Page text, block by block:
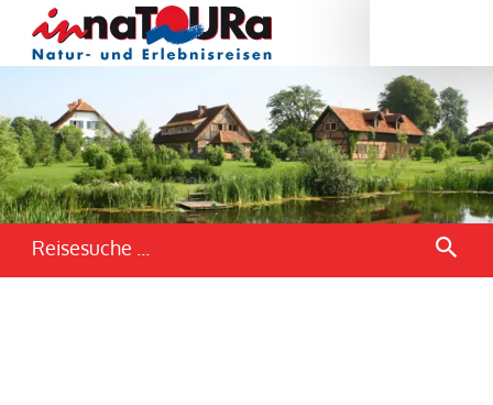
Reisesuche ...